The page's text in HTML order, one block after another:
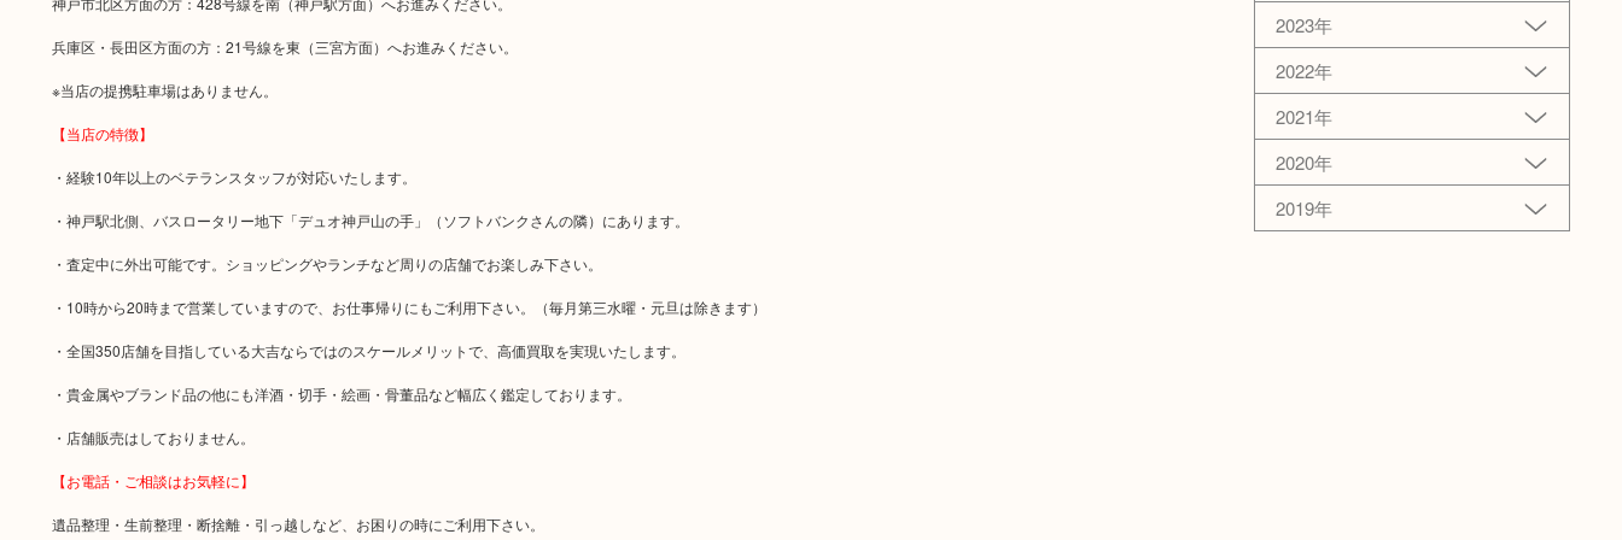
兵庫区・長田区方面の方：21号線を東（三宮方面）へお進みください。
※当店の提携駐車場はありません。
【当店の特徴】
・経験10年以上のベテランスタッフが対応いたします。
・神戸駅北側、バスロータリー地下「デュオ神戸山の手」（ソフトバンクさんの隣）にあります。
・査定中に外出可能です。ショッピングやランチなど周りの店舗でお楽しみ下さい。
・10時から20時まで営業していますので、お仕事帰りにもご利用下さい。（毎月第三水曜・元旦は除きます）
・全国350店舗を目指している大吉ならではのスケールメリットで、高価買取を実現いたします。
・貴金属やブランド品の他にも洋酒・切手・絵画・骨董品など幅広く鑑定しております。
・店舗販売はしておりません。
【お電話・ご相談はお気軽に】
遺品整理・生前整理・断捨離・引っ越しなど、お困りの時にご利用下さい。
2023年
2022年
2021年
2020年
2019年